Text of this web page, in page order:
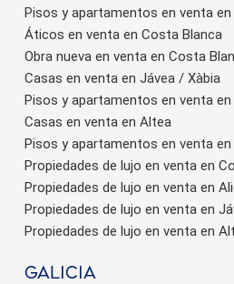
Pisos y apartamentos en venta
Áticos en venta en Costa Blanca
Obra nueva en venta en Costa
Casas en venta en Jávea / Xàbia
Pisos y apartamentos en venta
Casas en venta en Altea
Pisos y apartamentos en venta
Propiedades de lujo en venta en
Propiedades de lujo en venta en
Propiedades de lujo en venta en
Propiedades de lujo en venta en
Galicia